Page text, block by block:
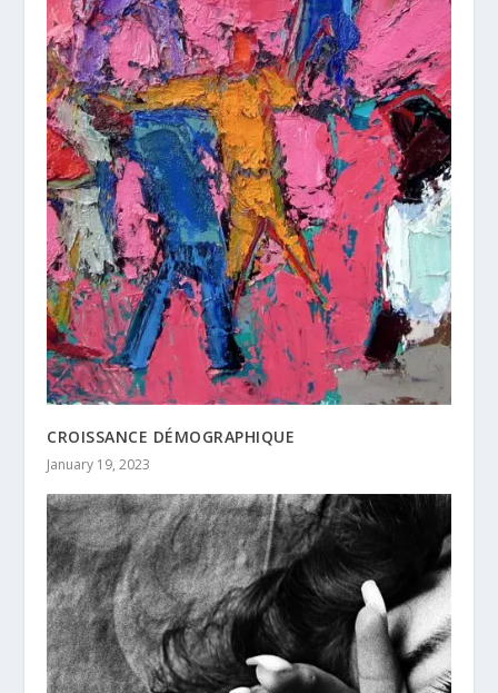
CROISSANCE DÉMOGRAPHIQUE
January 19, 2023